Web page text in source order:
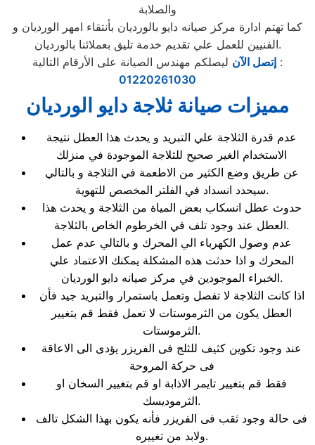
والصلابة
كما تهتم ادارة مركز صيانه دايو بالورديان بأنتقاء امهر الورديان و
الفنيين للعمل علي تقديم خدمة تليق بعملائنا بالورديان.
إتصل الآن ليصلكم مهندس الصيانة على الأرقام التالية :
01220261030
مميزات صيانة ثلاجة دايو الورديان
عدم قدرة الثلاجة علي التبريد و يحدث هذا العطل نتيجة
الاستخدام الغير صحيح للثلاجة الموجودة في منزلك
عن طريق وضع الكثير من الاطعمة في الثلاجة و بالتالي
سيحدد انسداد في الفلتر المخصص للتهوية.
حدوث عطل انسكاب بعض المياة من الثلاجة و يحدث هذا
العطل عند وجود تلف في الخرطوم الخاص بالثلاجة.
عدم وصول الكهرباء الي المحرك و بالتالي عدم عمل
المحرك و اذا حدثت هذه المشكلة يمكنك الاعتماد علي
الخبراء الموجودين في مركز صيانه دايو الورديان.
اذا كانت الثلاجة لا تفصل وتعمل باستمرار والتبريد جيد فأن
العطل يكون من الثرموستات لا تعمل فقط قم بتغيير
الثرموستات.
عند وجود تكوين كثيف للثلج فى الفريزر يؤدى الى الاعاقة
فى حركة المروحة
فقط قم بتغيير تايمر الاذابة او قم بتغيير السخان او
الثرموديسك.
فى حالة وجود ثقب فى الفريزر فأنه يكون بهذا الشكل تالف
ولابد من تغييره.